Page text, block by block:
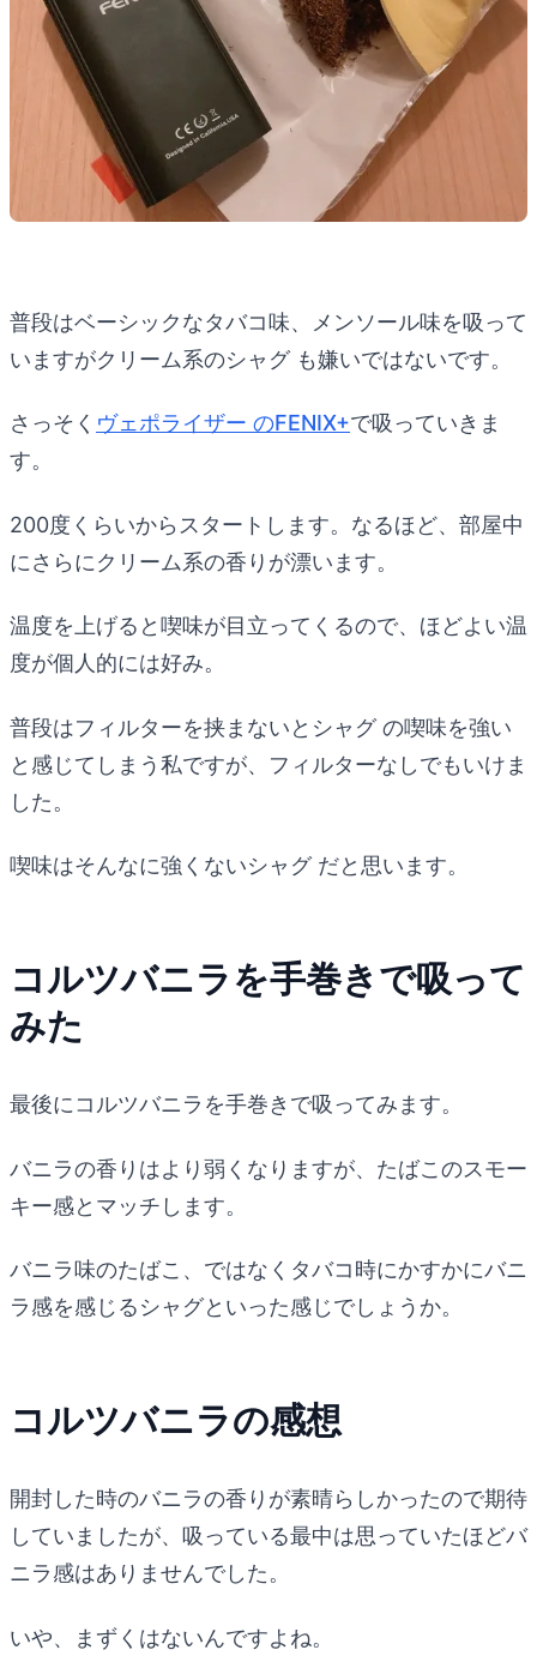
普段はベーシックなタバコ味、メンソール味を吸って
いますがクリーム系のシャグ も嫌いではないです。
さっそく ヴェポライザー のFENIX+で吸っていきま
す。
200度くらいからスタートします。なるほど、部屋中
にさらにクリーム系の香りが漂います。
温度を上げると喫味が目立ってくるので、ほどよい温
度が個人的には好み。
普段はフィルターを挟まないとシャグ の喫味を強い
と感じてしまう私ですが、フィルターなしでもいけま
した。
喫味はそんなに強くないシャグ だと思います。
コルツバニラを手巻きで吸って
みた
最後にコルツバニラを手巻きで吸ってみます。
バニラの香りはより弱くなりますが、たばこのスモー
キー感とマッチします。
バニラ味のたばこ、ではなくタバコ時にかすかにバニ
ラ感を感じるシャグといった感じでしょうか。
コルツバニラの感想
開封した時のバニラの香りが素晴らしかったので期待
していましたが、吸っている最中は思っていたほどバ
ニラ感はありませんでした。
いや、まずくはないんですよね。